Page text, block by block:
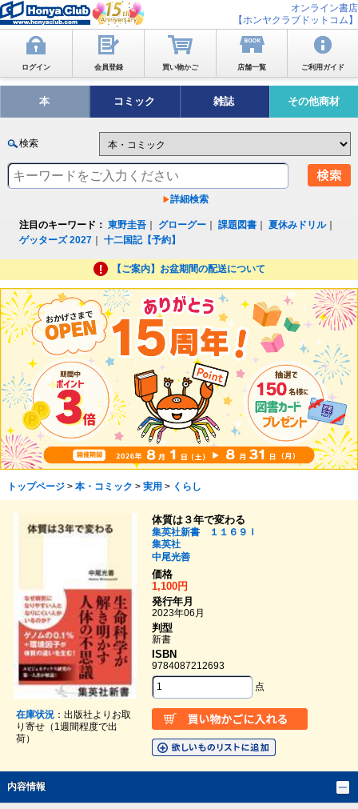
オンライン書店
【ホンヤクラブドットコム】
ログイン 会員登録 買い物かご 店舗一覧 ご利用ガイド
本 コミック 雑誌 その他商材
検索
詳細検索
注目のキーワード： 東野圭吾 グローグー ｜課題図書 ｜夏休みドリル｜
ゲッターズ 2027 ｜十二国記【予約】
【ご案内】お盆期間の配送について
トップページ> 本・コミック > 実用 > くらし
在庫状況：出版社よりお取
り寄せ（1週間程度で出
荷）
体質は３年で変わる
集英社新書 １１６９Ｉ
集英社
中尾光善
価格
1,100円
発行年月
2023年06月
判型
新書
ISBN
9784087212693
点
内容情報